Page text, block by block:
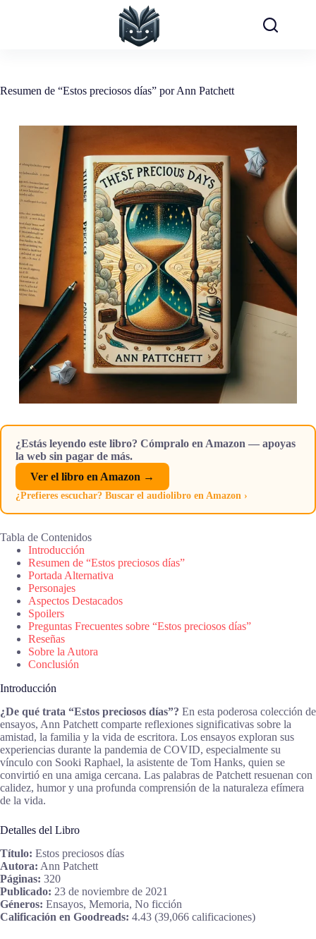
Resumen de “Estos preciosos días” por Ann Patchett
¿Estás leyendo este libro? Cómpralo en Amazon — apoyas
la web sin pagar de más.
Ver el libro en Amazon →
¿Prefieres escuchar? Buscar el audiolibro en Amazon ›
Tabla de Contenidos
Introducción
Resumen de “Estos preciosos días”
Portada Alternativa
Personajes
Aspectos Destacados
Spoilers
Preguntas Frecuentes sobre “Estos preciosos días”
Reseñas
Sobre la Autora
Conclusión
Introducción
¿De qué trata “Estos preciosos días”? En esta poderosa colección de
ensayos, Ann Patchett comparte reflexiones significativas sobre la
amistad, la familia y la vida de escritora. Los ensayos exploran sus
experiencias durante la pandemia de COVID, especialmente su
vínculo con Sooki Raphael, la asistente de Tom Hanks, quien se
convirtió en una amiga cercana. Las palabras de Patchett resuenan con
calidez, humor y una profunda comprensión de la naturaleza efímera
de la vida.
Detalles del Libro
Título: Estos preciosos días
Autora: Ann Patchett
Páginas: 320
Publicado: 23 de noviembre de 2021
Géneros: Ensayos, Memoria, No ficción
Calificación en Goodreads: 4.43 (39,066 calificaciones)